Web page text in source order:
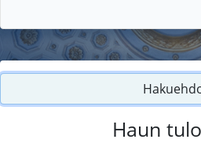
Haun